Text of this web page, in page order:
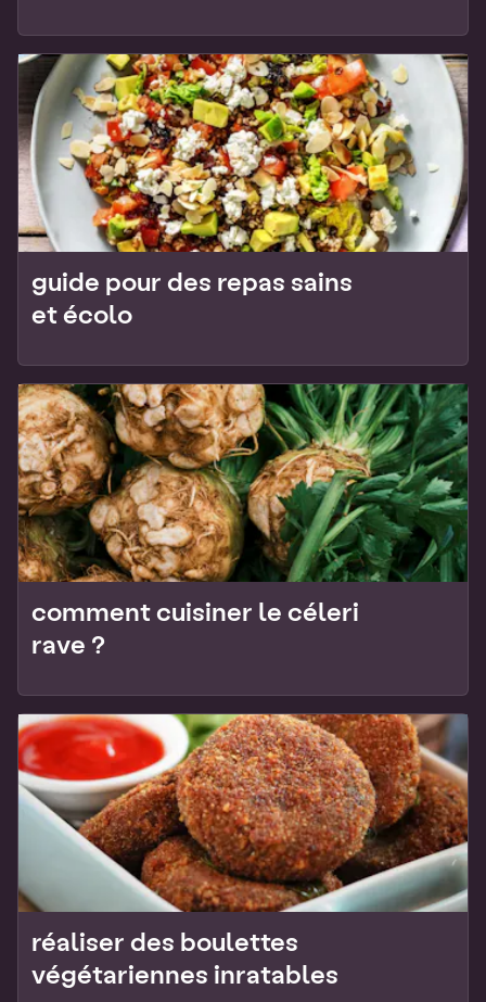
guide pour des repas sains
et écolo
comment cuisiner le céleri
rave ?
réaliser des boulettes
végétariennes inratables